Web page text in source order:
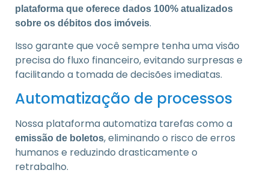
plataforma que oferece dados 100% atualizados
sobre os débitos dos imóveis.
Isso garante que você sempre tenha uma visão
precisa do fluxo financeiro, evitando surpresas e
facilitando a tomada de decisões imediatas.
Automatização de processos
Nossa plataforma automatiza tarefas como a
emissão de boletos, eliminando o risco de erros
humanos e reduzindo drasticamente o
retrabalho.